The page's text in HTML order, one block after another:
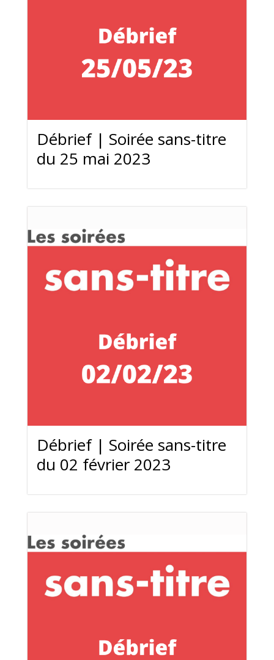
Débrief | Soirée sans-titre
du 25 mai 2023
Débrief | Soirée sans-titre
du 02 février 2023